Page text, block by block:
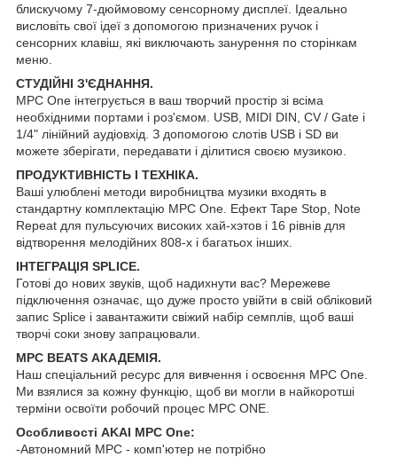
блискучому 7-дюймовому сенсорному дисплеї. Ідеально
висловіть свої ідеї з допомогою призначених ручок і
сенсорних клавіш, які виключають занурення по сторінкам
меню.
СТУДІЙНІ З'ЄДНАННЯ.
MPC One інтегрується в ваш творчий простір зі всіма
необхідними портами і роз'ємом. USB, MIDI DIN, CV / Gate і
1/4" лінійний аудіовхід. З допомогою слотів USB і SD ви
можете зберігати, передавати і ділитися своєю музикою.
ПРОДУКТИВНІСТЬ І ТЕХНІКА.
Ваші улюблені методи виробництва музики входять в
стандартну комплектацію MPC One. Ефект Tape Stop, Note
Repeat для пульсуючих високих хай-хэтов і 16 рівнів для
відтворення мелодійних 808-х і багатьох інших.
ІНТЕГРАЦІЯ SPLICE.
Готові до нових звуків, щоб надихнути вас? Мережеве
підключення означає, що дуже просто увійти в свій обліковий
запис Splice і завантажити свіжий набір семплів, щоб ваші
творчі соки знову запрацювали.
MPC BEATS АКАДЕМІЯ.
Наш спеціальний ресурс для вивчення і освоєння MPC One.
Ми взялися за кожну функцію, щоб ви могли в найкоротші
терміни освоїти робочий процес MPC ONE.
Особливості AKAI MPC One:
-Автономний MPC - комп'ютер не потрібно